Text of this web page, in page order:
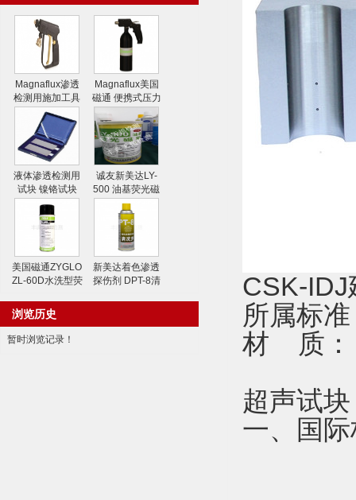
Magnaflux渗透
检测用施加工具
水喷枪
Magnaflux美国
磁通 便携式压力
喷射器
液体渗透检测用
试块 镍铬试块
诚友新美达LY-
500 油基荧光磁
粉
美国磁通ZYGLO
ZL-60D水洗型荧
新美达着色渗透
探伤剂 DPT-8清
浏览历史
暂时浏览记录！
CSK-IDJ
所属标
材 质：
超声试块
一、国